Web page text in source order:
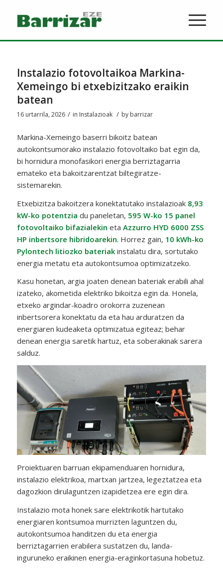
Instalazio fotovoltaikoa Markina-
Xemeingo bi etxebizitzako eraikin
batean
16 urtarrila, 2026 / in Instalazioak / by barrizar
Markina-Xemeingo baserri bikoitz batean
autokontsumorako instalazio fotovoltaiko bat egin da,
bi hornidura monofasikori energia berriztagarria
emateko eta bakoitzarentzat biltegiratze-
sistemarekin.
Etxebizitza bakoitzera konektatutako instalazioak 8,93
kW-ko potentzia du paneletan, 595 W-ko 15 panel
fotovoltaiko bifazialekin eta Azzurro HYD 6000 ZSS
HP inbertsore hibridoarekin. Horrez gain, 10 kWh-ko
Pylontech litiozko bateriakinstalatu dira, sortutako
energia metatu eta autokontsumoa optimizatzeko.
Kasu honetan, argia joaten denean bateriak erabili ahal
izateko, akometida elektriko bikoitza egin da. Honela,
etxeko argindar-koadro orokorra zuzenean
inbertsorera konektatu da eta hau arduratzen da
energiaren kudeaketa optimizatua egiteaz; behar
denean energia saretik hartuz, eta soberakinak sarera
salduz.
Proiektuaren barruan ekipamenduaren hornidura,
instalazio elektrikoa, martxan jartzea, legeztatzea eta
dagozkion dirulaguntzen izapidetzea ere egin dira.
Instalazio mota honek sare elektrikotik hartutako
energiaren kontsumoa murrizten laguntzen du,
autokontsumoa handitzen du eta energia
berriztagarrien erabilera sustatzen du, landa-
inguruneko eraikinen energia-eraginkortasuna hobetuz.